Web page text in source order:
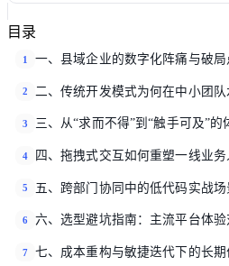
目录
1 一、县域企业的数字化阵痛与破局
2 二、传统开发模式为何在中小团队
3 三、从“求而不得”到“触手可及”的
4 四、拖拽式交互如何重塑一线业
5 五、跨部门协同中的低代码实战场
6 六、选型避坑指南：主流平台体验
7 七、成本重构与敏捷迭代下的长期